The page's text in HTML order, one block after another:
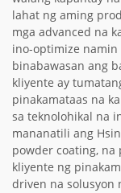
lahat ng aming
mga advanced na
ino-optimize namin
binabawasan ang
kliyente ay
pinakamataas na
sa teknolohikal na
mananatili ang
powder coating, na
kliyente ng
driven na solusyon